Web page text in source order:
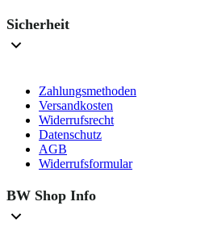
Sicherheit
Zahlungsmethoden
Versandkosten
Widerrufsrecht
Datenschutz
AGB
Widerrufsformular
BW Shop Info